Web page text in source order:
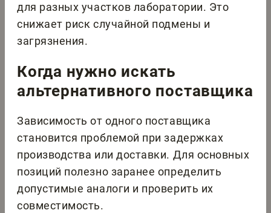
для разных участков лаборатории. Это
снижает риск случайной подмены и
загрязнения.
Когда нужно искать
альтернативного поставщика
Зависимость от одного поставщика
становится проблемой при задержках
производства или доставки. Для основных
позиций полезно заранее определить
допустимые аналоги и проверить их
совместимость.